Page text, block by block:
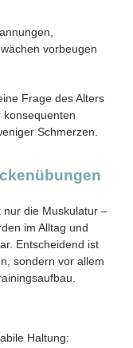
vorbeugen
Frage des Alters
Schmerzen.
nur die Muskulatur –
im Alltag und
Entscheidend ist
sondern vor allem
Haltung: